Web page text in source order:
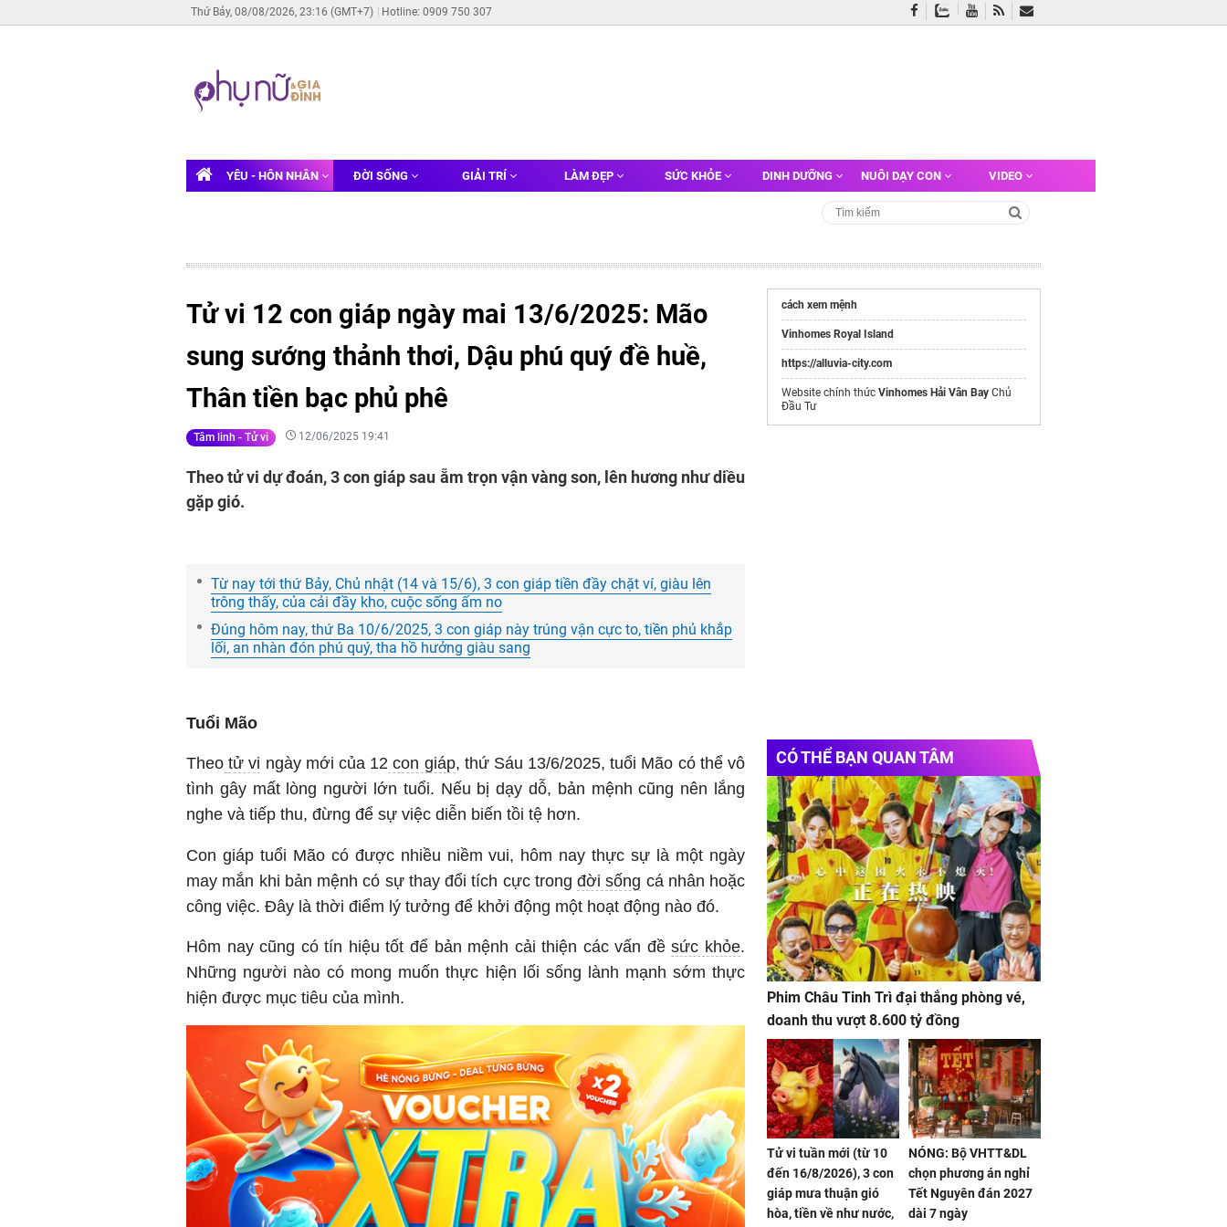
Thứ Bảy, 08/08/2026, 23:16 (GMT+7) Hotline: 0909 750 307
YÊU - HÔN NHÂN ĐỜI SỐNG GIẢI TRÍ LÀM ĐẸP SỨC KHỎE DINH DƯỠNG NUÔI DẠY CON VIDEO
Tử vi 12 con giáp ngày mai 13/6/2025: Mão
sung sướng thảnh thơi, Dậu phú quý đề huề,
Thân tiền bạc phủ phê
Tâm linh - Tử vi 12/06/2025 19:41
Theo tử vi dự đoán, 3 con giáp sau ẵm trọn vận vàng son, lên hương như diều
gặp gió.
Từ nay tới thứ Bảy, Chủ nhật (14 và 15/6), 3 con giáp tiền đầy chặt ví, giàu lên
trông thấy, của cải đầy kho, cuộc sống ấm no
Đúng hôm nay, thứ Ba 10/6/2025, 3 con giáp này trúng vận cực to, tiền phủ khắp
lối, an nhàn đón phú quý, tha hồ hưởng giàu sang
Tuổi Mão
Theo tử vi ngày mới của 12 con giáp, thứ Sáu 13/6/2025, tuổi Mão có thể vô
tình gây mất lòng người lớn tuổi. Nếu bị dạy dỗ, bản mệnh cũng nên lắng
nghe và tiếp thu, đừng để sự việc diễn biến tồi tệ hơn.
Con giáp tuổi Mão có được nhiều niềm vui, hôm nay thực sự là một ngày
may mắn khi bản mệnh có sự thay đổi tích cực trong đời sống cá nhân hoặc
công việc. Đây là thời điểm lý tưởng để khởi động một hoạt động nào đó.
Hôm nay cũng có tín hiệu tốt để bản mệnh cải thiện các vấn đềsức khỏe.
Những người nào có mong muốn thực hiện lối sống lành mạnh sớm thực
hiện được mục tiêu của mình.
cách xem mệnh
Vinhomes Royal Island
https://alluvia-city.com
Website chính thức Vinhomes Hải Vân Bay Chủ
Đầu Tư
CÓ THỂ BẠN QUAN TÂM
Phim Châu Tinh Trì đại thắng phòng vé,
doanh thu vượt 8.600 tỷ đồng
Tử vi tuần mới (từ 10
đến 16/8/2026), 3 con
giáp mưa thuận gió
hòa, tiền về như nước,
NÓNG: Bộ VHTT&DL
chọn phương án nghỉ
Tết Nguyên đán 2027
dài 7 ngày